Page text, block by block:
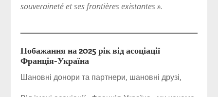
souveraineté et ses frontières existantes ».
Побажання на 2025 рік від асоціації
Франція-Україна
Шановні донори та партнери, шановні друзі,